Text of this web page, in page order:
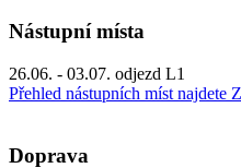
Nástupní místa
26.06. - 03.07. odjezd L1
Přehled nástupních míst najdete
Doprava